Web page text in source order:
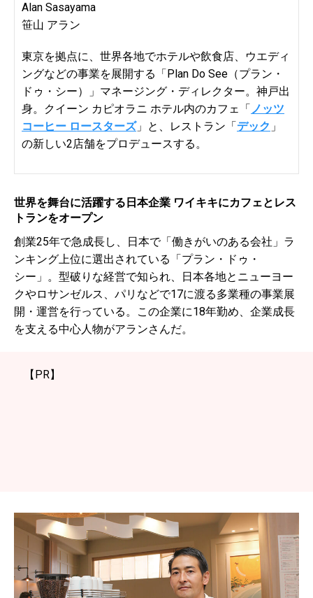
Alan Sasayama
笹山 アラン
東京を拠点に、世界各地でホテルや飲食店、ウエディ
ングなどの事業を展開する「Plan Do See（プラン・
ドゥ・シー）」マネージング・ディレクター。神戸出
身。クイーン カピオラニ ホテル内のカフェ「 ノッツ
コーヒー ロースターズ」と、レストラン「 デック 」
の新しい2店舗をプロデュースする。
世界を舞台に活躍する日本企業 ワイキキにカフェとレス
トランをオープン
創業25年で急成長し、日本で「働きがいのある会社」ラ
ンキング上位に選出されている「プラン・ドゥ・
シー」。型破りな経営で知られ、日本各地とニューヨー
クやロサンゼルス、パリなどで17に渡る多業種の事業展
開・運営を行っている。この企業に18年勤め、企業成長
を支える中心人物がアランさんだ。
【PR】